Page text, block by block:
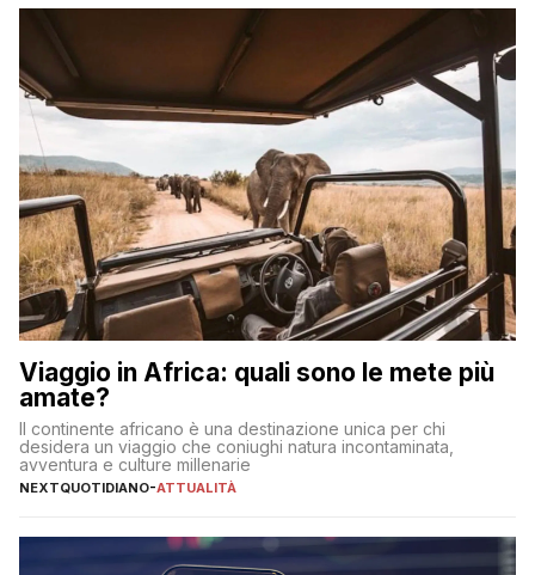
sul […]
Viaggio in Africa: quali sono le mete più
amate?
Il continente africano è una destinazione unica per chi
desidera un viaggio che coniughi natura incontaminata,
avventura e culture millenarie
NEXTQUOTIDIANO-ATTUALITÀ